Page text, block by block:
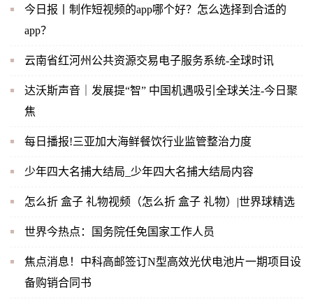
今日报丨制作短视频的app哪个好？怎么选择到合适的
app？
云南省红河州公共资源交易电子服务系统-全球时讯
达沃斯声音｜发展提“智” 中国机遇吸引全球关注-今日聚
焦
每日播报!三亚加大海鲜餐饮行业监管整治力度
少年四大名捕大结局_少年四大名捕大结局内容
怎么折 盒子 礼物视频（怎么折 盒子 礼物）|世界球精选
世界今热点：国务院任免国家工作人员
焦点消息！中科高邮签订N型高效光伏电池片一期项目设
备购销合同书